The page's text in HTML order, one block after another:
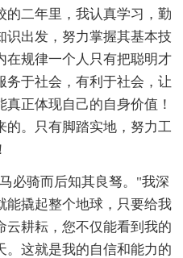
的二年里，我认真学习，勤
识出发，努力掌握其基本技
在规律一个人只有把聪明才
务于社会，有利于社会，让
正体现自己的自身价值！
的。只有脚踏实地，努力工
必骑而后知其良驽。"我深
能撬起整个地球，只要给我
云耕耘，您不仅能看到我的
。这就是我的自信和能力的